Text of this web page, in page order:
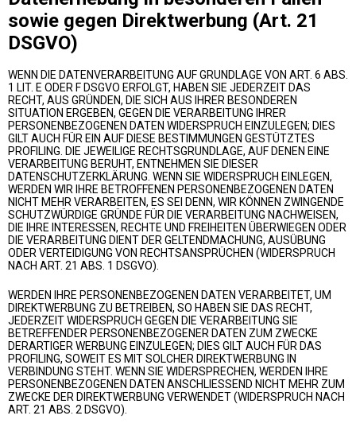
sowie gegen Direktwerbung (Art. 21
DSGVO)
WENN DIE DATENVERARBEITUNG AUF GRUNDLAGE VON ART. 6 ABS.
1 LIT. E ODER F DSGVO ERFOLGT, HABEN SIE JEDERZEIT DAS
RECHT, AUS GRÜNDEN, DIE SICH AUS IHRER BESONDEREN
SITUATION ERGEBEN, GEGEN DIE VERARBEITUNG IHRER
PERSONENBEZOGENEN DATEN WIDERSPRUCH EINZULEGEN; DIES
GILT AUCH FÜR EIN AUF DIESE BESTIMMUNGEN GESTÜTZTES
PROFILING. DIE JEWEILIGE RECHTSGRUNDLAGE, AUF DENEN EINE
VERARBEITUNG BERUHT, ENTNEHMEN SIE DIESER
DATENSCHUTZERKLÄRUNG. WENN SIE WIDERSPRUCH EINLEGEN,
WERDEN WIR IHRE BETROFFENEN PERSONENBEZOGENEN DATEN
NICHT MEHR VERARBEITEN, ES SEI DENN, WIR KÖNNEN ZWINGENDE
SCHUTZWÜRDIGE GRÜNDE FÜR DIE VERARBEITUNG NACHWEISEN,
DIE IHRE INTERESSEN, RECHTE UND FREIHEITEN ÜBERWIEGEN ODER
DIE VERARBEITUNG DIENT DER GELTENDMACHUNG, AUSÜBUNG
ODER VERTEIDIGUNG VON RECHTSANSPRÜCHEN (WIDERSPRUCH
NACH ART. 21 ABS. 1 DSGVO).
WERDEN IHRE PERSONENBEZOGENEN DATEN VERARBEITET, UM
DIREKTWERBUNG ZU BETREIBEN, SO HABEN SIE DAS RECHT,
JEDERZEIT WIDERSPRUCH GEGEN DIE VERARBEITUNG SIE
BETREFFENDER PERSONENBEZOGENER DATEN ZUM ZWECKE
DERARTIGER WERBUNG EINZULEGEN; DIES GILT AUCH FÜR DAS
PROFILING, SOWEIT ES MIT SOLCHER DIREKTWERBUNG IN
VERBINDUNG STEHT. WENN SIE WIDERSPRECHEN, WERDEN IHRE
PERSONENBEZOGENEN DATEN ANSCHLIESSEND NICHT MEHR ZUM
ZWECKE DER DIREKTWERBUNG VERWENDET (WIDERSPRUCH NACH
ART. 21 ABS. 2 DSGVO).